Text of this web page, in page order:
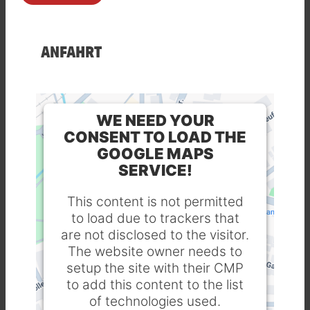
ANFAHRT
WE NEED YOUR
CONSENT TO LOAD THE
GOOGLE MAPS
SERVICE!
This content is not permitted
to load due to trackers that
are not disclosed to the visitor.
The website owner needs to
setup the site with their CMP
to add this content to the list
of technologies used.